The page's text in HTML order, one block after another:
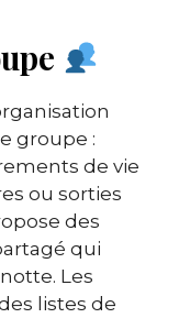
groupe :
de vie
ou sorties
des
qui
Les
listes de